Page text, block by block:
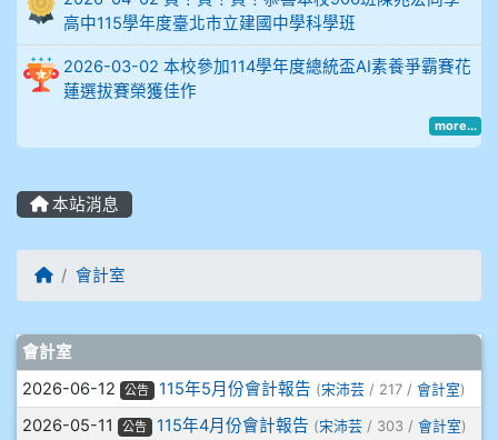
904彭子庭
905蔣昇和
905周沛蓉
905鄭瑀安
906江彥臻
907張晏寧
908彭主豪
909林柏翰
高中115學年度臺北市立建國中學科學班
2026-03-02 本校參加114學年度總統盃AI素養爭霸賽花
蓮選拔賽榮獲佳作
more...
本站消息
回首頁會計室
文章列表
會計室
2026-06-12 公告 115年5月份會計報告 (宋沛芸/ 217 / 會計室)
2026-05-11 公告 115年4月份會計報告 (宋沛芸/ 303 / 會計室)